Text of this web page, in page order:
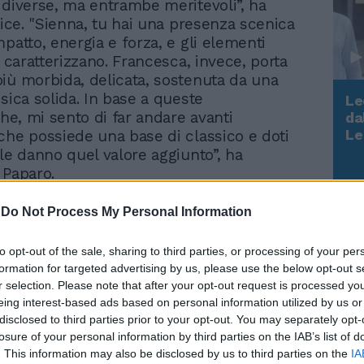
Do Not Process My Personal Information
opt-out of the sale, sharing to third parties, or processing of your
for targeted advertising by us, please use the below opt-out
selection. Please note that after your opt-out request is processed
interest-based ads based on personal information utilized by us
to third parties prior to your opt-out. You may separately
of your personal information by third parties on the IAB’s list of
This information may also be disclosed by us to third parties on the
ma entrambe meritevoli”, ha
"Sienna, tu hai una presenza scenica
energia e forza, e gli elementi
Francesca, invece, porta
morbida, delicata, sostenuta da una
solida. In base a queste
mi sento di far andare avanti
possiede una base di classico e doti
danno quel valore aggiunto”, ha
Amici, ritorno bomba in
giuria. La mossa di Maria
De Filippi che smonta le
voci
Rudy Giuliani a Come States?
Trump, Meloni e la strategia
americana